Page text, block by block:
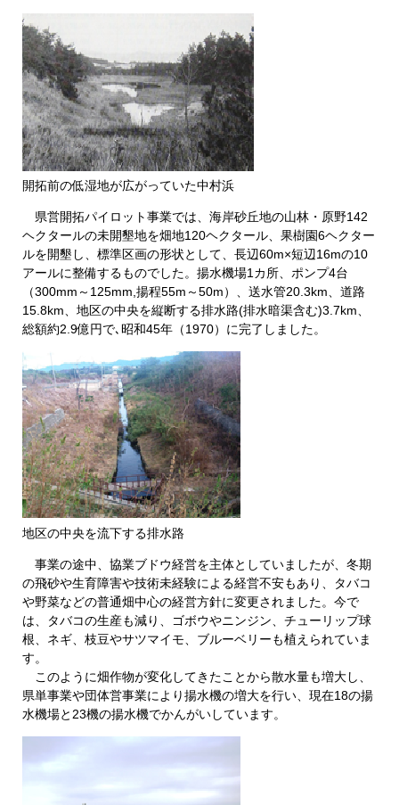
開拓前の低湿地が広がっていた中村浜
県営開拓パイロット事業では、海岸砂丘地の山林・原野142
ヘクタールの未開墾地を畑地120ヘクタール、果樹園6ヘクター
ルを開墾し、標準区画の形状として、長辺60m×短辺16mの10
アールに整備するものでした。揚水機場1カ所、ポンプ4台
（300mm～125mm,揚程55m～50m）、送水管20.3km、道路
15.8km、地区の中央を縦断する排水路(排水暗渠含む)3.7km、
総額約2.9億円で､昭和45年（1970）に完了しました。
地区の中央を流下する排水路
事業の途中、協業ブドウ経営を主体としていましたが、冬期
の飛砂や生育障害や技術未経験による経営不安もあり、タバコ
や野菜などの普通畑中心の経営方針に変更されました。今で
は、タバコの生産も減り、ゴボウやニンジン、チューリップ球
根、ネギ、枝豆やサツマイモ、ブルーベリーも植えられていま
す。
このように畑作物が変化してきたことから散水量も増大し、
県単事業や団体営事業により揚水機の増大を行い、現在18の揚
水機場と23機の揚水機でかんがいしています。